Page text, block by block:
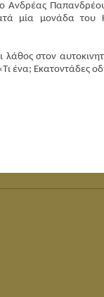
Ανδρέας
μία μονάδα
λάθος στον
«Τι ένα; Εκατοντάδες